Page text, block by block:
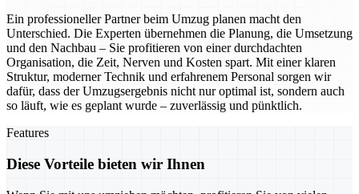
Ein professioneller Partner beim Umzug planen macht den
Unterschied. Die Experten übernehmen die Planung, die Umsetzung
und den Nachbau – Sie profitieren von einer durchdachten
Organisation, die Zeit, Nerven und Kosten spart. Mit einer klaren
Struktur, moderner Technik und erfahrenem Personal sorgen wir
dafür, dass der Umzugsergebnis nicht nur optimal ist, sondern auch
so läuft, wie es geplant wurde – zuverlässig und pünktlich.
Features
Diese Vorteile bieten wir Ihnen